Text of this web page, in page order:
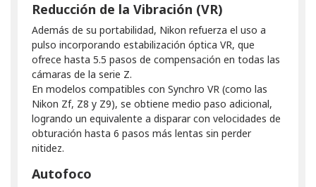
Reducción de la Vibración (VR)
Además de su portabilidad, Nikon refuerza el uso a
pulso incorporando estabilización óptica VR, que
ofrece hasta 5.5 pasos de compensación en todas las
cámaras de la serie Z.
En modelos compatibles con Synchro VR (como las
Nikon Zf, Z8 y Z9), se obtiene medio paso adicional,
logrando un equivalente a disparar con velocidades de
obturación hasta 6 pasos más lentas sin perder
nitidez.
Autofoco